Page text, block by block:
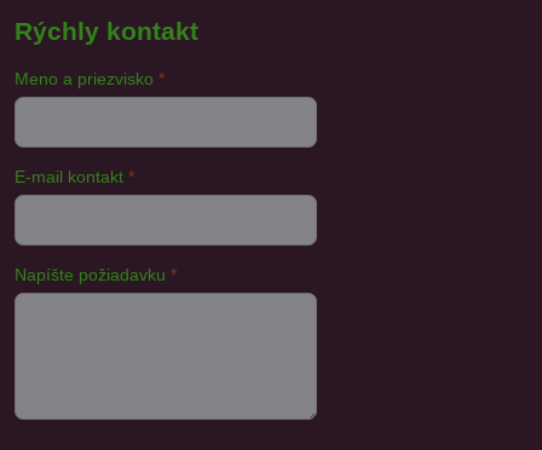
Rýchly kontakt
Meno a priezvisko *
E-mail kontakt *
Napíšte požiadavku *